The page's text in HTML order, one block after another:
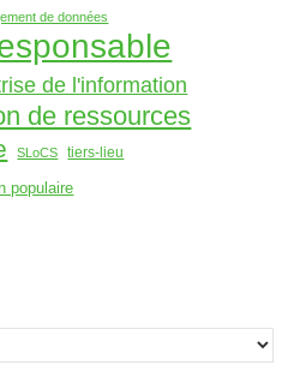
de données
de l'information
de ressources
SLoCS tiers-lieu
populaire